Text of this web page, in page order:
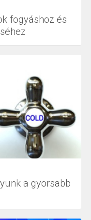
fogyáshoz és
a gyorsabb